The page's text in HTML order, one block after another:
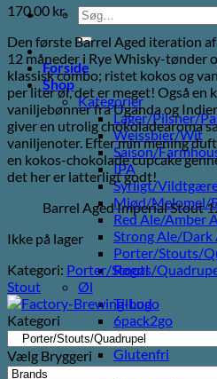
Søg
efter:
Forside
Shop
Kategorier
Lager/Pilsner/
Weissbier/Wit
Saison/
IPA
Syrligt/
Mjød/Melomel/
Red Ale/Amber
Strong Ale/
Porter/Stouts/
Røgøl
Øl
Tilbud
6pack2go
Alkoholfri
Glutenfri
Vegan/Vegansk
170,00 kr.
Den første Barrel Aged iteration
12 måneder i Rye Whisky-tønder
klassisk combo; ristet kokos og
per liter øl, det er meget! Også
vaniljebønner fra Uganda og
giver en utrolig chokoladearoma
vaniljenoter. Efter min mening
en kokos-chokolade cupcake
det her er latterligt godt!
Barrel Aged Imperial Stout
Ikke på lager
Kategori: Porter/Stouts/
Stout
Kategori
Vælg Bryggeri